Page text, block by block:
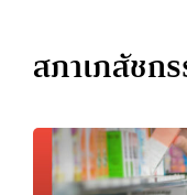
สภาเภสัชก